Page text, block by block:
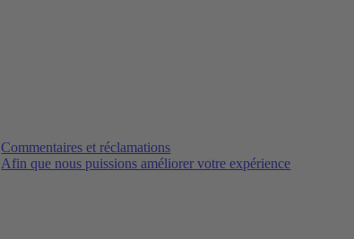
Commentaires et réclamations
Afin que nous puissions améliorer votre expérience